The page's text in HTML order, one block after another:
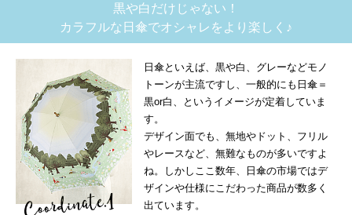
黒や白だけじゃない！
カラフルな日傘でオシャレをより楽しく♪
日傘といえば、黒や白、グレーなどモノ
トーンが主流ですし、一般的にも日傘＝
黒or白、というイメージが定着していま
す。
デザイン面でも、無地やドット、フリル
やレースなど、無難なものが多いですよ
ね。しかしここ数年、日傘の市場ではデ
ザインや仕様にこだわった商品が数多く
出ています。